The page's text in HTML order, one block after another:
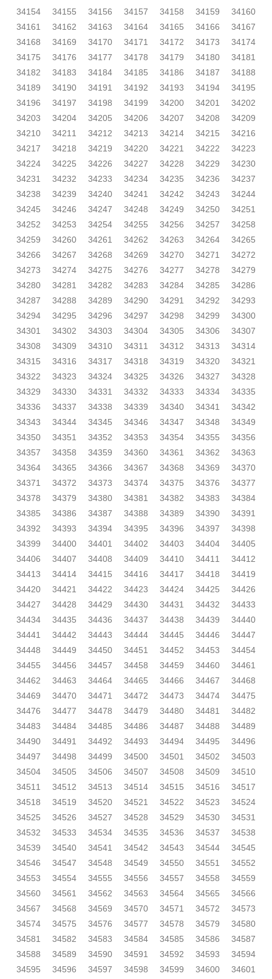
34154
34155 34156 34157 34158 34159
34160
34161
34162 34163 34164 34165 34166
34167
34168
34169 34170 34171 34172 34173
34174
34175
34176 34177 34178 34179 34180
34181
34182
34183 34184 34185 34186 34187
34188
34189
34190 34191 34192 34193 34194
34195
34196
34197 34198 34199 34200 34201
34202
34203
34204 34205 34206 34207 34208
34209
34210
34211 34212 34213 34214 34215
34216
34217
34218 34219 34220 34221 34222
34223
34224
34225 34226 34227 34228 34229
34230
34231
34232 34233 34234 34235 34236
34237
34238
34239 34240 34241 34242 34243
34244
34245
34246 34247 34248 34249 34250
34251
34252
34253 34254 34255 34256 34257
34258
34259
34260 34261 34262 34263 34264
34265
34266
34267 34268 34269 34270 34271
34272
34273
34274 34275 34276 34277 34278
34279
34280
34281 34282 34283 34284 34285
34286
34287
34288 34289 34290 34291 34292
34293
34294
34295 34296 34297 34298 34299
34300
34301
34302 34303 34304 34305 34306
34307
34308
34309 34310 34311 34312 34313
34314
34315
34316 34317 34318 34319 34320
34321
34322
34323 34324 34325 34326 34327
34328
34329
34330 34331 34332 34333 34334
34335
34336
34337 34338 34339 34340 34341
34342
34343
34344 34345 34346 34347 34348
34349
34350
34351 34352 34353 34354 34355
34356
34357
34358 34359 34360 34361 34362
34363
34364
34365 34366 34367 34368 34369
34370
34371
34372 34373 34374 34375 34376
34377
34378
34379 34380 34381 34382 34383
34384
34385
34386 34387 34388 34389 34390
34391
34392
34393 34394 34395 34396 34397
34398
34399
34400 34401 34402 34403 34404
34405
34406
34407 34408 34409 34410 34411
34412
34413
34414 34415 34416 34417 34418
34419
34420
34421 34422 34423 34424 34425
34426
34427
34428 34429 34430 34431 34432
34433
34434
34435 34436 34437 34438 34439
34440
34441
34442 34443 34444 34445 34446
34447
34448
34449 34450 34451 34452 34453
34454
34455
34456 34457 34458 34459 34460
34461
34462
34463 34464 34465 34466 34467
34468
34469
34470 34471 34472 34473 34474
34475
34476
34477 34478 34479 34480 34481
34482
34483
34484 34485 34486 34487 34488
34489
34490
34491 34492 34493 34494 34495
34496
34497
34498 34499 34500 34501 34502
34503
34504
34505 34506 34507 34508 34509
34510
34511
34512 34513 34514 34515 34516
34517
34518
34519 34520 34521 34522 34523
34524
34525
34526 34527 34528 34529 34530
34531
34532
34533 34534 34535 34536 34537
34538
34539
34540 34541 34542 34543 34544
34545
34546
34547 34548 34549 34550 34551
34552
34553
34554 34555 34556 34557 34558
34559
34560
34561 34562 34563 34564 34565
34566
34567
34568 34569 34570 34571 34572
34573
34574
34575 34576 34577 34578 34579
34580
34581
34582 34583 34584 34585 34586
34587
34588
34589 34590 34591 34592 34593
34594
34595
34596 34597 34598 34599 34600 34601